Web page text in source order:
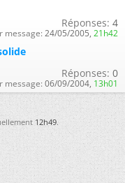
Réponses: 4
message: 24/05/2005, 21h42
Réponses: 0
message: 06/09/2004, 13h01
12h49.